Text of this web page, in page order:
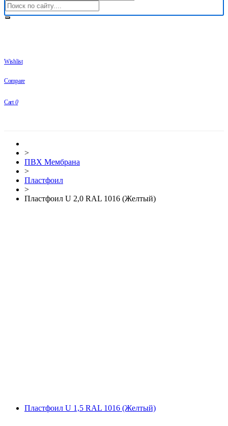
Wishlist
Compare
Cart 0
>
ПВХ Мембрана
>
Плaстфoил
>
Плaстфoил U 2,0 RAL 1016 (Жeлтый)
Плaстфoил U 1,5 RAL 1016 (Жeлтый)